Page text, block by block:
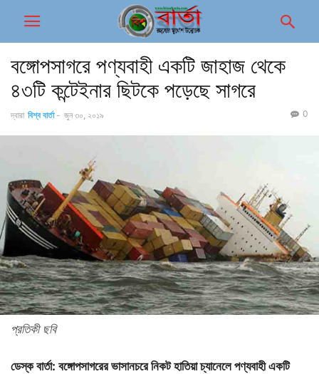
বঙ্গোপসাগরে পণ্যবাহী একটি জাহাজ থেকে
৪৩টি কন্টেইনার ছিটকে পড়েছে সাগরে
দ্বারা বিশ্ব বার্তা - জুন ৩০, ২০১৯ 0
প্রতিকী ছবি
ডেস্ক বার্তা: বঙ্গোপসাগরের ভাসানচরে নিকট হাতিয়া চ্যানেলে পণ্যবাহী একটি